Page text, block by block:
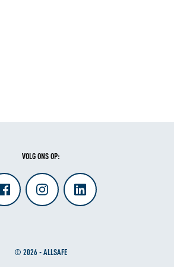
VOLG ONS OP:
© 2026 - ALLSAFE